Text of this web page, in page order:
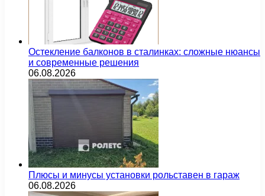
Остекление балконов в сталинках: сложные нюансы
и современные решения
06.08.2026
Плюсы и минусы установки рольставен в гараж
06.08.2026